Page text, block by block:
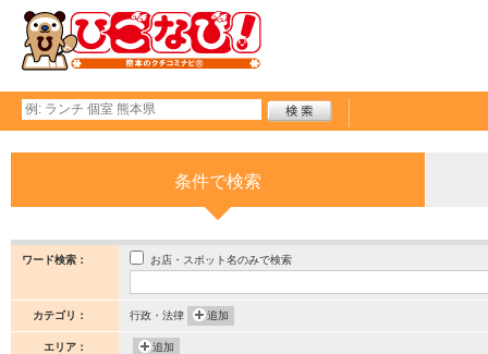
条件で検索
ワード検索： お店・スポット名のみで検索
カテゴリ： 行政・法律 追加
エリア： 追加